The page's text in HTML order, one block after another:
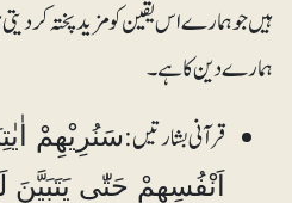
ہیں جو ہمارے اس یقین کو مزید پختہ
ہمارے دین کا ہے۔
قرآنی بشارتیں:سَنُرِیْھِمْ
اَنْفُسِھِمْ حَتّٰی یَتَبَیَّنَ